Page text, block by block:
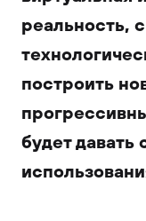
реальность,
построить
будет